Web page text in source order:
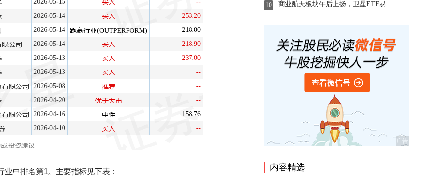
中排名第1。主要指标见下表：
10 商业航天板块午后上扬，卫星ETF易...
内容精选